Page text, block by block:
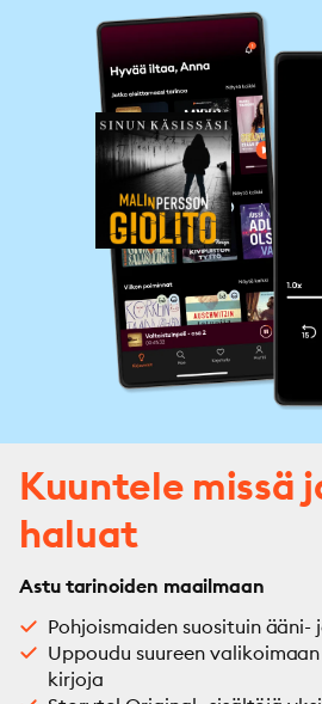
Kuuntele missä
haluat
Astu tarinoiden maailmaan
Pohjoismaiden suosituin ääni-
Uppoudu suureen
kirjoja